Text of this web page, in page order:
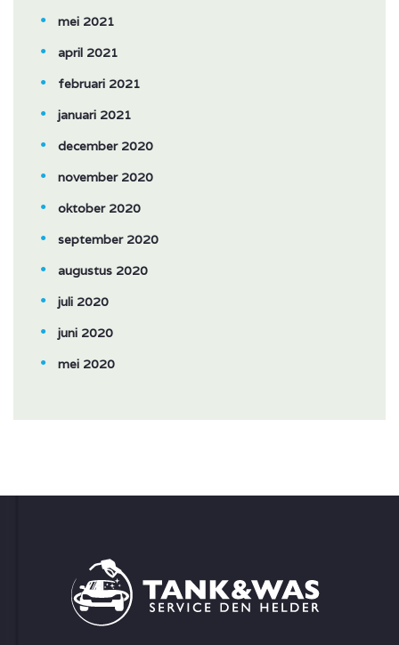
mei 2021
april 2021
februari 2021
januari 2021
december 2020
november 2020
oktober 2020
september 2020
augustus 2020
juli 2020
juni 2020
mei 2020